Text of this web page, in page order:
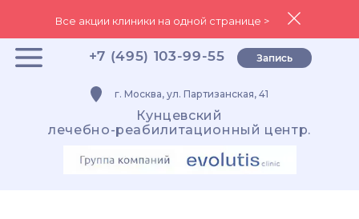
Все акции клиники на одной странице >
+7 (495) 103-99-55 Запись
г. Москва, ул. Партизанская, 41
Кунцевский
лечебно-реабилитационный центр.